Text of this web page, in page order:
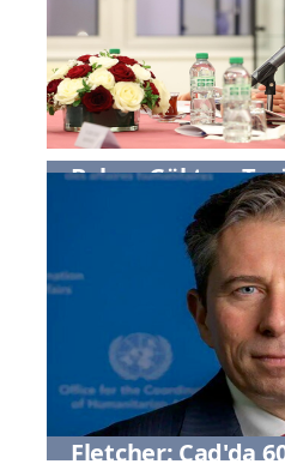
Bakan Göktaş:
iradenin, bir
Fletcher: Çad'da